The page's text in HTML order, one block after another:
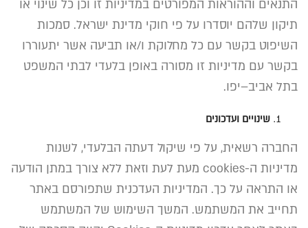
התנאים וההוראות המפורטים במדיניות זו וכן כל שינוי או
תיקון שלהם יוסדרו על פי חוקי מדינת ישראל. סמכות
השיפוט בקשר עם כל מחלוקת ו/או תביעה אשר יתעוררו
בקשר עם מדיניות זו מסורה באופן בלעדי לבתי המשפט
בתל אביב–יפו.
שינויים ועדכונים
החברה רשאית, על פי שיקול דעתה הבלעדי, לשנות
מדיניות ה-cookies
מעת לעת וזאת ללא צורך במתן הודעה
או התראה על כך. המדיניות העדכנית שתפורסם באתר
תחייב את המשתמש. המשך השימוש של המשתמש